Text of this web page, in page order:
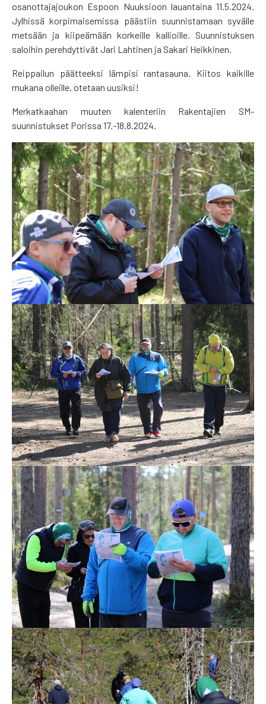
osanottajajoukon Espoon Nuuksioon lauantaina 11.5.2024.
Jylhissä korpimaisemissa päästiin suunnistamaan syvälle
metsään ja kiipeämään korkeille kallioille. Suunnistuksen
saloihin perehdyttivät Jari Lahtinen ja Sakari Heikkinen.
Reippailun päätteeksi lämpisi rantasauna. Kiitos kaikille
mukana olleille, otetaan uusiksi!
Merkatkaahan muuten kalenteriin Rakentajien SM-
suunnistukset Porissa 17.-18.8.2024.